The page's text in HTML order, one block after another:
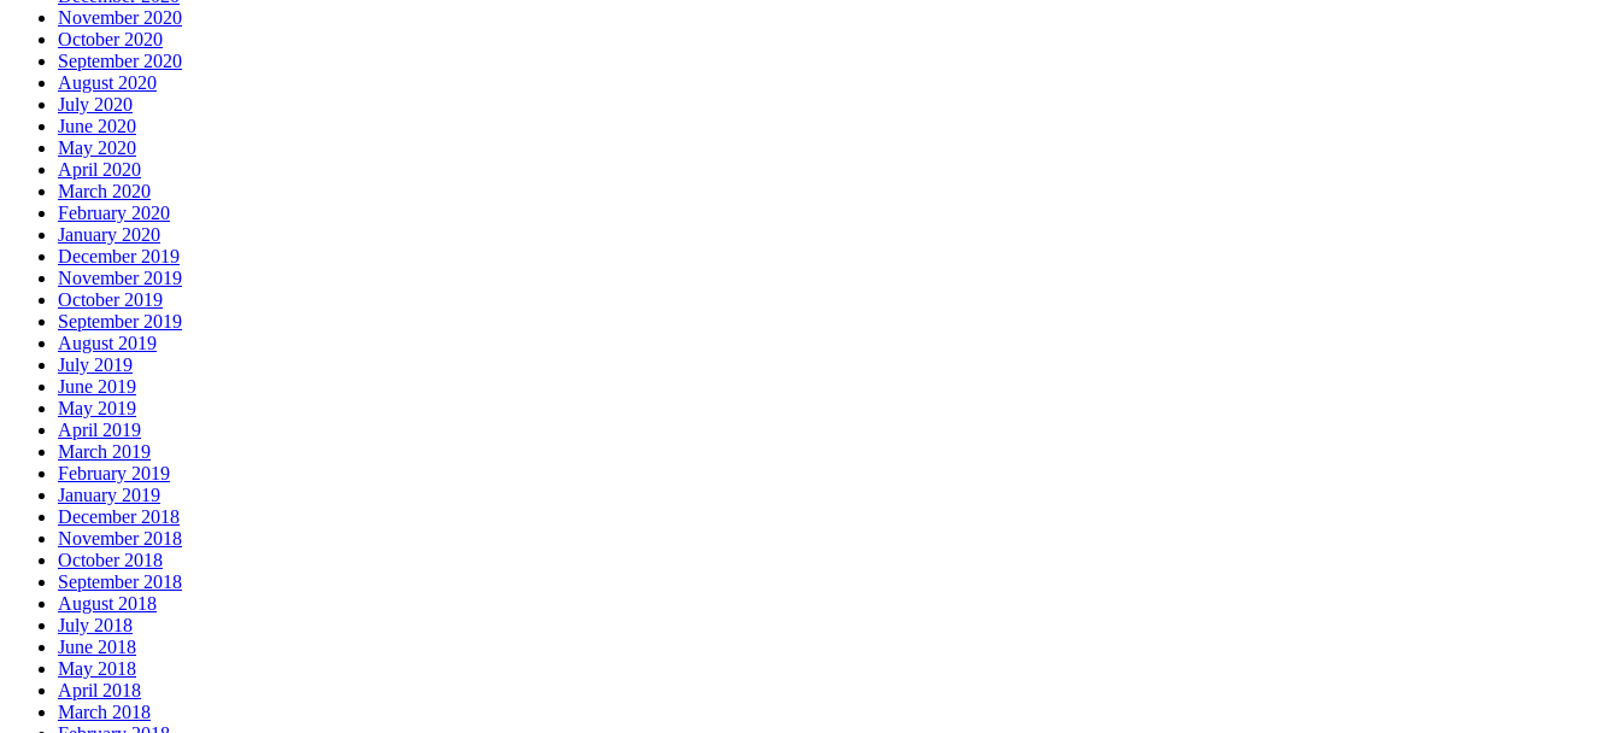
November 2020
October 2020
September 2020
August 2020
July 2020
June 2020
May 2020
April 2020
March 2020
February 2020
January 2020
December 2019
November 2019
October 2019
September 2019
August 2019
July 2019
June 2019
May 2019
April 2019
March 2019
February 2019
January 2019
December 2018
November 2018
October 2018
September 2018
August 2018
July 2018
June 2018
May 2018
April 2018
March 2018